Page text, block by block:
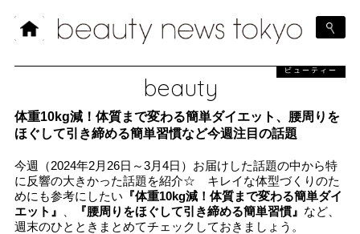
beauty
ビューティー
体重10kg減！体質まで変わる簡単ダイエット、腰周りを
ほぐして引き締める簡単習慣など今週注目の話題
今週（2024年2月26日～3月4日）お届けした話題の中から特
に反響の大きかった話題を紹介☆ キレイな体型づくりのた
めにも参考にしたい 『体重10kg減！体質まで変わる簡単ダイ
エット』
『腰周りをほぐして引き締める簡単習慣』 など、
週末のひとときまとめてチェックしておきましょう。